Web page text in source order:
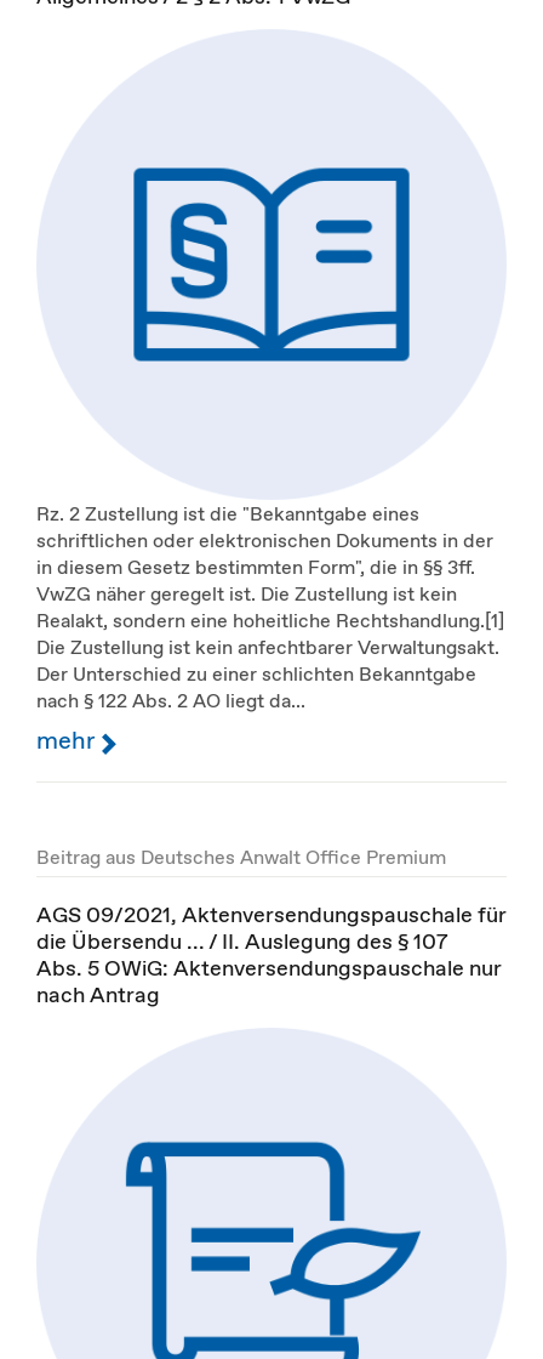
Rz. 2 Zustellung ist die "Bekanntgabe eines
schriftlichen oder elektronischen Dokuments in der
in diesem Gesetz bestimmten Form", die in §§ 3ff.
VwZG näher geregelt ist. Die Zustellung ist kein
Realakt, sondern eine hoheitliche Rechtshandlung.[1]
Die Zustellung ist kein anfechtbarer Verwaltungsakt.
Der Unterschied zu einer schlichten Bekanntgabe
nach § 122 Abs. 2 AO liegt da...
mehr
Beitrag aus Deutsches Anwalt Office Premium
AGS 09/2021, Aktenversendungspauschale für
die Übersendu ... / II. Auslegung des § 107
Abs. 5 OWiG: Aktenversendungspauschale nur
nach Antrag